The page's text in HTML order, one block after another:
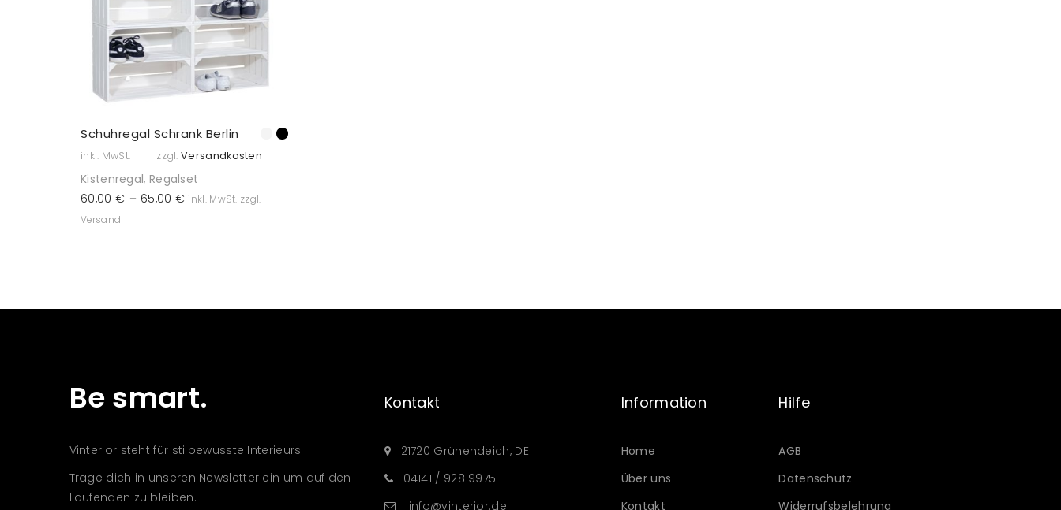
Schuhregal Schrank Berlin
inkl. MwSt. zzgl.Versandkosten
Kistenregal, Regalset
60,00 € – 65,00 € inkl. MwSt. zzgl.
Versand
Be smart.
Vinterior steht für stilbewusste Interieurs.
Trage dich in unseren Newsletter ein um auf den
Laufenden zu bleiben.
Kontakt
21720 Grünendeich, DE
04141 / 928 9975
info@vinterior.de
Information
Home
Über uns
Kontakt
Hilfe
AGB
Datenschutz
Widerrufsbelehrung